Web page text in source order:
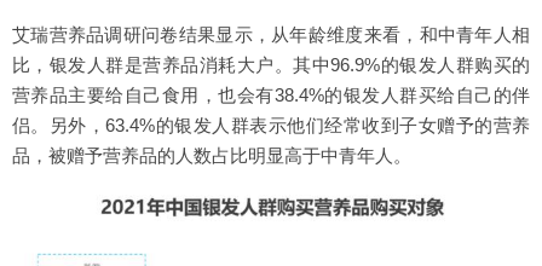
艾瑞营养品调研问卷结果显示，从年龄维度来看，和中青年人相
比，银发人群是营养品消耗大户。其中96.9%的银发人群购买的
营养品主要给自己食用，也会有38.4%的银发人群买给自己的伴
侣。另外，63.4%的银发人群表示他们经常收到子女赠予的营养
品，被赠予营养品的人数占比明显高于中青年人。